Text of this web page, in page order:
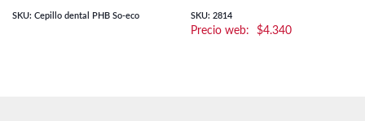
SKU: Cepillo dental PHB So-eco SKU: 2814
$4.340